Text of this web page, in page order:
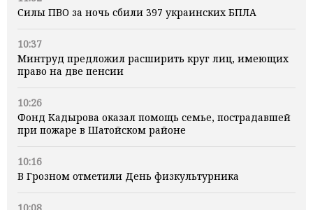
Силы ПВО за ночь сбили 397 украинских БПЛА
10:37
Минтруд предложил расширить круг лиц, имеющих
право на две пенсии
10:26
Фонд Кадырова оказал помощь семье, пострадавшей
при пожаре в Шатойском районе
10:16
В Грозном отметили День физкультурника